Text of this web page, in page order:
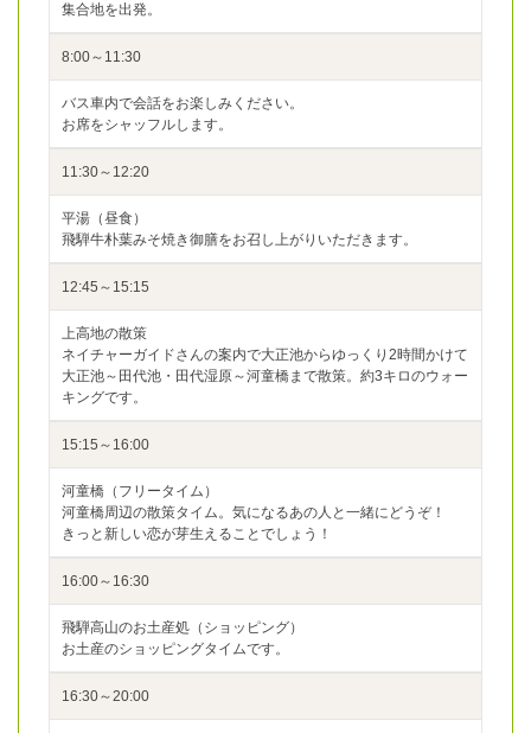
集合地を出発。
8:00～11:30
バス車内で会話をお楽しみください。
お席をシャッフルします。
11:30～12:20
平湯（昼食）
飛騨牛朴葉みそ焼き御膳をお召し上がりいただきます。
12:45～15:15
上高地の散策
ネイチャーガイドさんの案内で大正池からゆっくり2時間かけて
大正池～田代池・田代湿原～河童橋まで散策。約3キロのウォー
キングです。
15:15～16:00
河童橋（フリータイム）
河童橋周辺の散策タイム。気になるあの人と一緒にどうぞ！
きっと新しい恋が芽生えることでしょう！
16:00～16:30
飛騨高山のお土産処（ショッピング）
お土産のショッピングタイムです。
16:30～20:00